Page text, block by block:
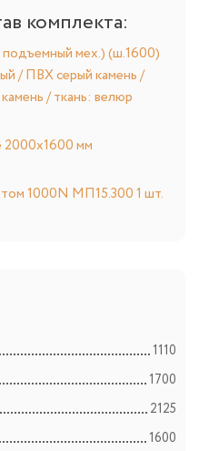
комплекта:
мех.) (ш.1600)
/ ПВХ серый камень /
/ ткань: велюр
2000х1600 мм
1000N МП15.300 1 шт.
1110
1700
2125
1600